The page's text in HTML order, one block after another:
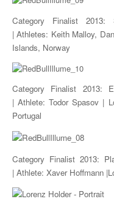
Category Finalist 2013:
| Athletes: Keith Malloy,
Islands, Norway
Category Finalist 2013:
| Athlete: Todor Spasov |
Portugal
Category Finalist 2013:
| Athlete: Xaver Hoffmann